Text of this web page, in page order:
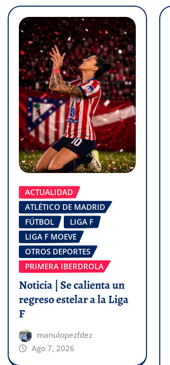
ACTUALIDAD
ATLÉTICO DE MADRID
FÚTBOL
LIGA F
LIGA F MOEVE
OTROS DEPORTES
PRIMERA IBERDROLA
Noticia | Se calienta un
regreso estelar a la Liga
F
manulopezfdez
Ago 7, 2026